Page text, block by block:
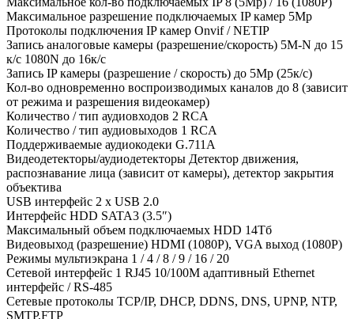
Максимальное разрешение подключаемых IP камер 5Mp
Протоколы подключения IP камер Onvif / NETIP
Запись аналоговые камеры (разрешение/скорость) 5М-N до 15
к/с 1080N до 16к/с
Запись IP камеры (разрешение / скорость) до 5Mp (25к/с)
Кол-во одновременно воспроизводимых каналов до 8 (зависит
от режима и разрешения видеокамер)
Количество / тип аудиовходов 2 RCA
Количество / тип аудиовыходов 1 RCA
Поддерживаемые аудиокодеки G.711A
Видеодетекторы/аудиодетекторы Детектор движения,
распознавание лица (зависит от камеры), детектор закрытия
объектива
USB интерфейс 2 x USB 2.0
Интерфейс HDD SATA3 (3.5″)
Максимальный объем подключаемых HDD 14Тб
Видеовыход (разрешение) HDMI (1080P), VGA выход (1080P)
Режимы мультиэкрана 1 / 4 / 8 / 9 / 16 / 20
Сетевой интерфейс 1 RJ45 10/100М адаптивный Ethernet
интерфейс / RS-485
Сетевые протоколы TCP/IP, DHCP, DDNS, DNS, UPNP, NTP,
SMTP,FTP